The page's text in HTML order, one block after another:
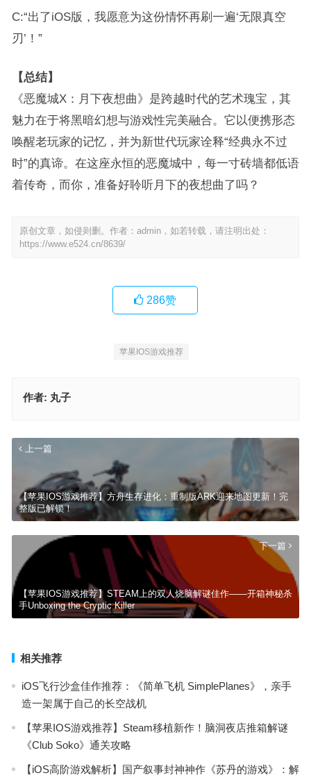
C:“出了iOS版，我愿意为这份情怀再刷一遍‘无限真空
刃’！”
【总结】
《恶魔城X：月下夜想曲》是跨越时代的艺术瑰宝，其
魅力在于将黑暗幻想与游戏性完美融合。它以便携形态
唤醒老玩家的记忆，并为新世代玩家诠释“经典永不过
时”的真谛。在这座永恒的恶魔城中，每一寸砖墙都低语
着传奇，而你，准备好聆听月下的夜想曲了吗？
原创文章，如侵则删。作者：admin，如若转载，请注明出处：
https://www.e524.cn/8639/
286赞
苹果IOS游戏推荐
作者: 丸子
上一篇
【苹果IOS游戏推荐】方舟生存​进化：重制版ARK迎来地图更新！完
整版已解锁！
下一篇
【苹果IOS游戏推荐】STEAM上的双人烧脑解谜佳作——开箱神秘杀
手Unboxing the Cryptic Killer
相关推荐
iOS飞行沙盒佳作推荐：《简单飞机 SimplePlanes》，亲手
造一架属于自己的长空战机
【苹果IOS游戏推荐】Steam移植新作！脑洞夜店推箱解谜
《Club Soko》通关攻略
【iOS高阶游戏解析】国产叙事封神神作《苏丹的游戏》：解